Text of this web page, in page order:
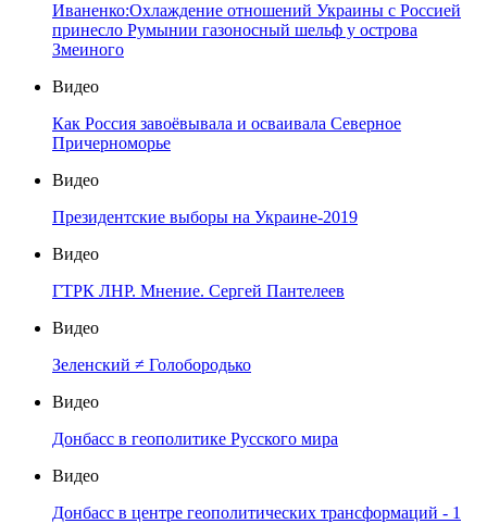
Иваненко:Охлаждение отношений Украины с Россией
принесло Румынии газоносный шельф у острова
Змеиного
Видео
Как Россия завоёвывала и осваивала Северное
Причерноморье
Видео
Президентские выборы на Украине-2019
Видео
ГТРК ЛНР. Мнение. Сергей Пантелеев
Видео
Зеленский ≠ Голобородько
Видео
Донбасс в геополитике Русского мира
Видео
Донбасс в центре геополитических трансформаций - 1